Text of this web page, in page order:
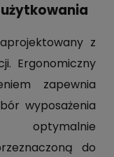
z
Ergonomiczny
zapewnia
wyposażenia
optymalnie
do